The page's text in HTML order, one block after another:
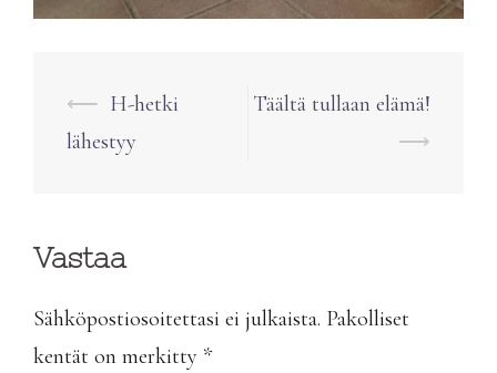
Post
navigation
⟵ H-hetki
lähestyy
Täältä tullaan elämä!
⟶
Vastaa
Sähköpostiosoitettasi ei julkaista. Pakolliset
kentät on merkitty *